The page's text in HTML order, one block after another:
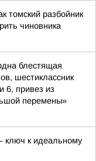
томский разбойник
чиновника
блестящая
шестиклассник
6, привез из
перемены»
к идеальному